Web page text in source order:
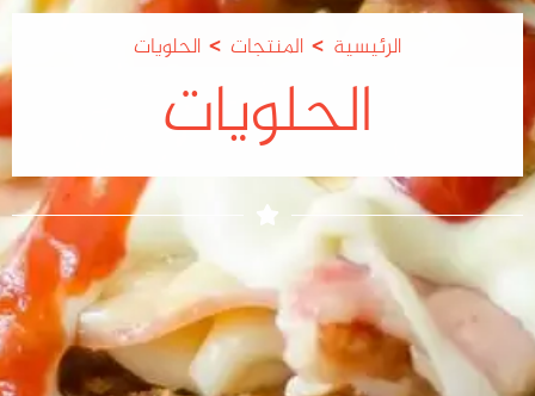
الرئيسية > المنتجات > الحلويات
الحلويات